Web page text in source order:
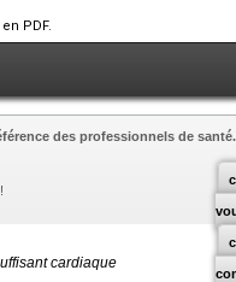
PDF.
des professionnels de santé.
cardiaque